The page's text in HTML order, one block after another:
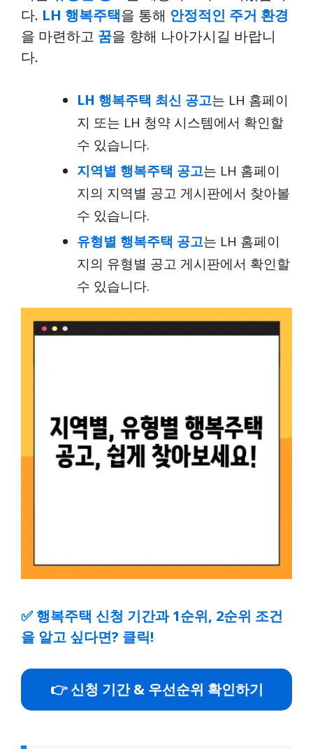
다. LH 행복주택을 통해 안정적인 주거 환경
을 마련하고 꿈을 향해 나아가시길 바랍니
다.
LH 행복주택 최신 공고는 LH 홈페이
지 또는 LH 청약 시스템에서 확인할
수 있습니다.
지역별 행복주택 공고는 LH 홈페이
지의 지역별 공고 게시판에서 찾아볼
수 있습니다.
유형별 행복주택 공고는 LH 홈페이
지의 유형별 공고 게시판에서 확인할
수 있습니다.
✅ 행복주택 신청 기간과 1순위, 2순위 조건
을 알고 싶다면? 클릭!
👉 신청 기간 & 우선순위 확인하기